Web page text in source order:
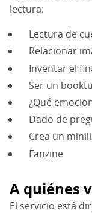
lectura:
Lectura de
Relacionar
Inventar el
Ser un
¿Qué
Dado de
Crea un
Fanzine
A quiénes
El servicio está